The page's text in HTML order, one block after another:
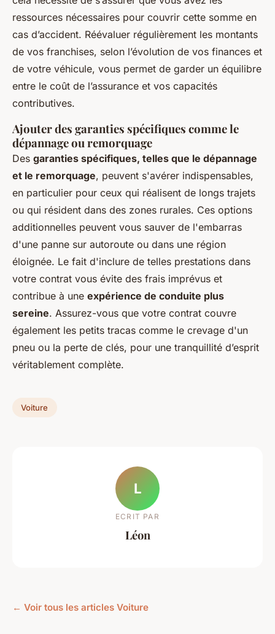
ressources nécessaires pour couvrir cette somme en
cas d’accident. Réévaluer régulièrement les montants
de vos franchises, selon l’évolution de vos finances et
de votre véhicule, vous permet de garder un équilibre
entre le coût de l’assurance et vos capacités
contributives.
Ajouter des garanties spécifiques comme le
dépannage ou remorquage
Des garanties spécifiques, telles que le dépannage
et le remorquage, peuvent s'avérer indispensables,
en particulier pour ceux qui réalisent de longs trajets
ou qui résident dans des zones rurales. Ces options
additionnelles peuvent vous sauver de l'embarras
d'une panne sur autoroute ou dans une région
éloignée. Le fait d'inclure de telles prestations dans
votre contrat vous évite des frais imprévus et
contribue à une expérience de conduite plus
sereine. Assurez-vous que votre contrat couvre
également les petits tracas comme le crevage d'un
pneu ou la perte de clés, pour une tranquillité d’esprit
véritablement complète.
Voiture
L
ECRIT PAR
Léon
← Voir tous les articles Voiture